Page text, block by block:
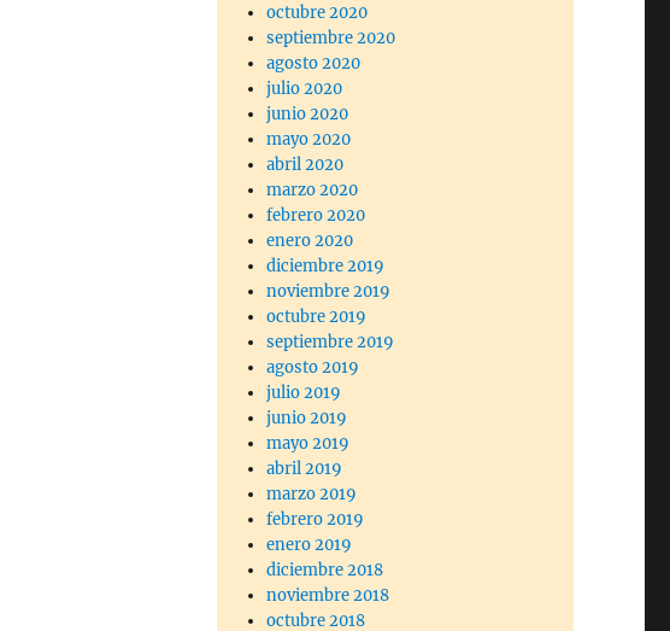
octubre 2020
septiembre 2020
agosto 2020
julio 2020
junio 2020
mayo 2020
abril 2020
marzo 2020
febrero 2020
enero 2020
diciembre 2019
noviembre 2019
octubre 2019
septiembre 2019
agosto 2019
julio 2019
junio 2019
mayo 2019
abril 2019
marzo 2019
febrero 2019
enero 2019
diciembre 2018
noviembre 2018
octubre 2018